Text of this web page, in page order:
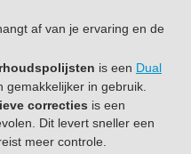
af van je ervaring en de
is een Dual
gemakkelijker in gebruik.
correcties is een
Dit levert sneller een
meer controle.